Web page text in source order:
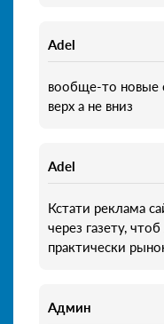
Adel
вообще-то новые
верх а не вниз
Adel
Кстати реклама
через газету,
практически
Админ